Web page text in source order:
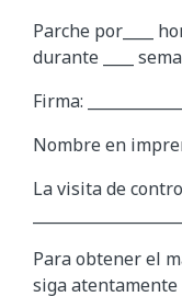
Parche por____
durante ____
Firma:
Nombre en
La visita de
Para obtener el
siga